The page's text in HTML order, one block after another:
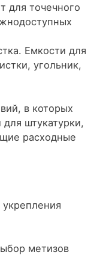
для точечного
Емкости для
угольник,
в которых
для штукатурки,
расходные
метизов